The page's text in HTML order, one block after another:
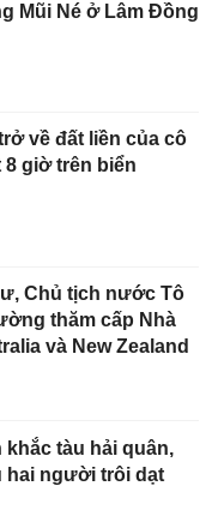
Mũi Né ở Lâm Đồng
về đất liền của cô
8 giờ trên biển
Chủ tịch nước Tô
thăm cấp Nhà
và New Zealand
khắc tàu hải quân,
hai người trôi dạt